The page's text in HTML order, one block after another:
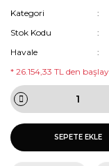
Kategori
Stok Kodu
Havale
* 26.154,33 TL den
SEPETE EKLE